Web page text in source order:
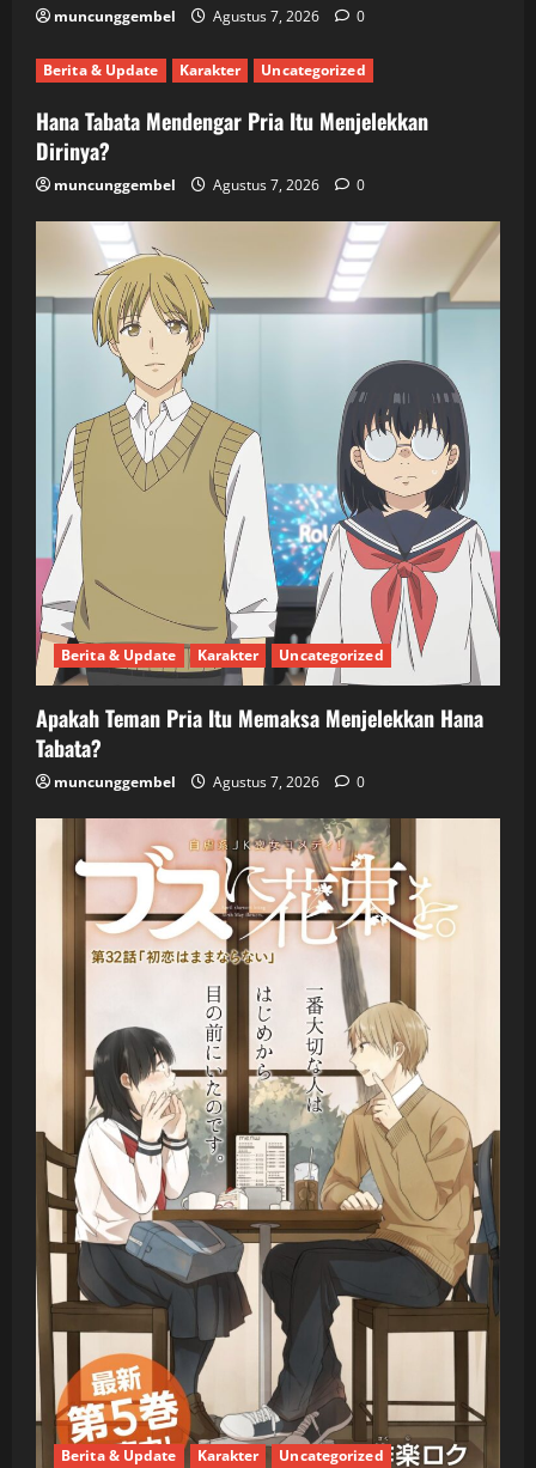
muncunggembel Agustus 7, 2026 0
Berita & Update Karakter Uncategorized
Hana Tabata Mendengar Pria Itu Menjelekkan
Dirinya?
muncunggembel Agustus 7, 2026 0
Berita & Update Karakter Uncategorized
Apakah Teman Pria Itu Memaksa Menjelekkan Hana
Tabata?
muncunggembel Agustus 7, 2026 0
Berita & Update Karakter Uncategorized